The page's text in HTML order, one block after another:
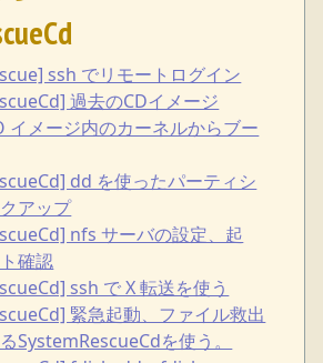
ssh でリモートログイン
過去のCDイメージ
イメージ内のカーネルからブー
dd を使ったパーティシ
アップ
nfs サーバの設定、起
確認
ssh で X 転送を使う
緊急起動、ファイル救出
SystemRescueCdを使う。